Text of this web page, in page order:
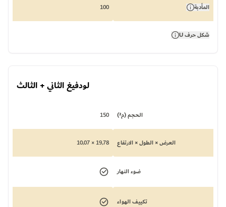
المأدبة 100
شكل حرف U
لودفيغ الثاني + الثالث
الحجم (م²) 150
العرض × الطول × الارتفاع 19,78 × 10,07
ضوء النهار
تكييف الهواء